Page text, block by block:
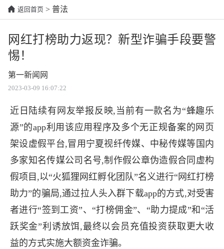
返回首页 > 普法
网红打榜助力返现？新型诈骗手段要警
惕！
第一新闻网
2023-03-09 16:07:22
近日陆续有网友举报反映,当前有一款名为“蜂趣乐
源”的app利用该应用程序及多个无正规备案的网页
架设虚假平台,冒用宁夏视纤传媒、中秘传媒等国内
多家知名传媒公司名号,制作假公章伪造假合同虚构
假项目,以“火狐狸网红孵化团队”名义进行“网红打榜
助力”的骗局,通过拉人头入群下载app的方式,对受害
者进行“签到工资”、“打榜佣金”、“助力提成”和“活
跃奖金”利诱放饵,最终以会员充值投资获取更大收
益的方式实施大额资金诈骗。